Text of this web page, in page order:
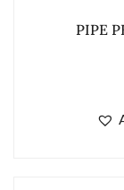
PIPE